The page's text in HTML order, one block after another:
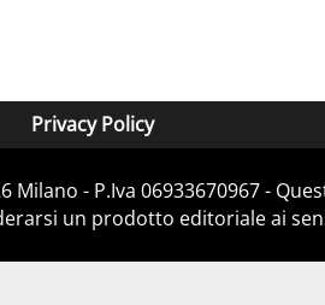
Privacy Policy
- P.Iva 06933670967 -
un prodotto editoriale ai